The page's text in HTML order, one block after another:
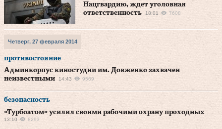
Нацгвардию, ждет уголовная
ответственность
18:01 7608
Четверг, 27 февраля 2014
противостояние
Админкорпус киностудии им. Довженко захвачен
неизвестными
14:43 9569
безопасность
«Турбоатом» усилил своими рабочими охрану проходных
13:10 8293